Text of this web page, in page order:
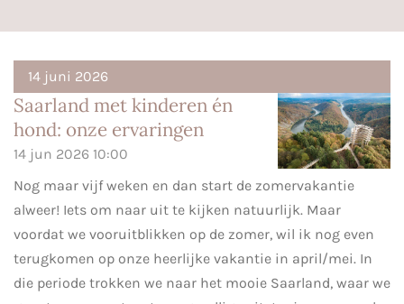
14 juni 2026
Saarland met kinderen én
hond: onze ervaringen
14 jun 2026 10:00
Nog maar vijf weken en dan start de zomervakantie
alweer! Iets om naar uit te kijken natuurlijk. Maar
voordat we vooruitblikken op de zomer, wil ik nog even
terugkomen op onze heerlijke vakantie in april/mei. In
die periode trokken we naar het mooie Saarland, waar we